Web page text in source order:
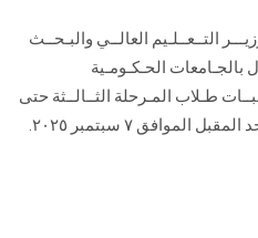
التــعــلـيم العالــي والبـحــث
بالجـامعات الحـكـومـية
طـلاب المـرحلة الثــالــثة حتى
٧ سبتمبر ٢٠٢٥.